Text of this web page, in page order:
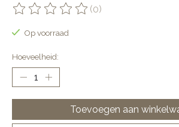
De beoordeling van dit product is
(0)
Op voorraad
Hoeveelheid:
Toevoegen aan